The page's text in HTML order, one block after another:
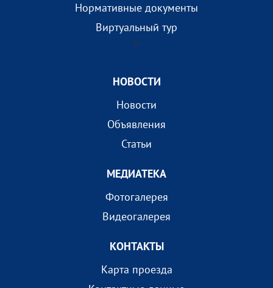
Нормативные документы
Виртуальный тур
?>
НОВОСТИ
Новости
Объявления
Статьи
МEДИАТEКА
Фотогалерея
Видеогалерея
КОНТАКТЫ
Карта проезда